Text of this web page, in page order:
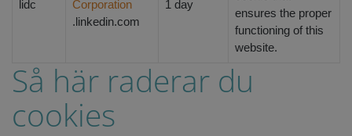
lidc
Corporation
.linkedin.com
1 day
ensures the proper
functioning of this
website.
Så här raderar du
cookies